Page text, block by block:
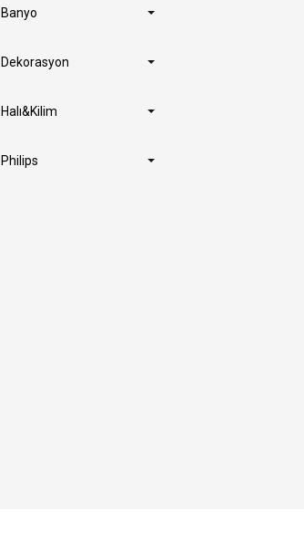
Banyo
Dekorasyon
Halı&Kilim
Philips